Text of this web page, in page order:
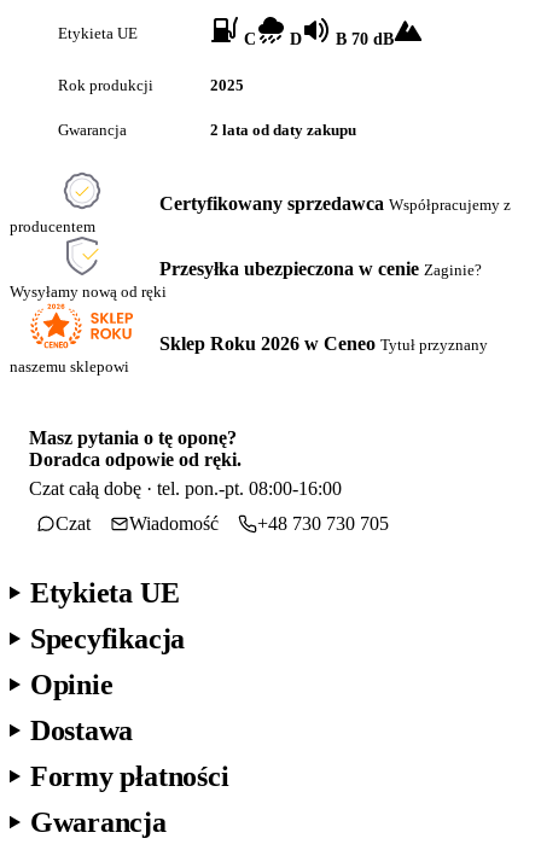
Etykieta UE C D B 70 dB
Rok produkcji 2025
Gwarancja 2 lata od daty zakupu
Certyfikowany sprzedawca Współpracujemy z
producentem
Przesyłka ubezpieczona w cenie Zaginie?
Wysyłamy nową od ręki
Sklep Roku 2026 w Ceneo Tytuł przyznany
naszemu sklepowi
Masz pytania o tę oponę?
Doradca odpowie od ręki.
Czat całą dobę · tel. pon.-pt. 08:00-16:00
Czat
Wiadomość +48 730 730 705
Etykieta UE
Specyfikacja
Opinie
Dostawa
Formy płatności
Gwarancja